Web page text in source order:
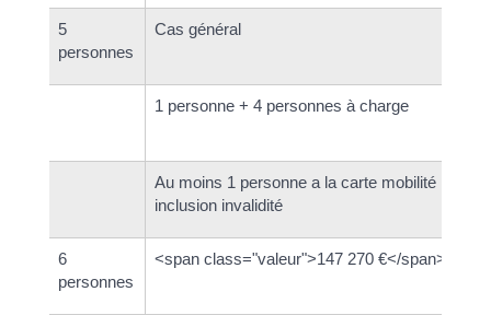
5
personnes
Cas général
1 personne + 4 personnes à charge
Au moins 1 personne a la carte mobilité
inclusion invalidité
6
personnes
<span class="valeur">147 270 €</span>